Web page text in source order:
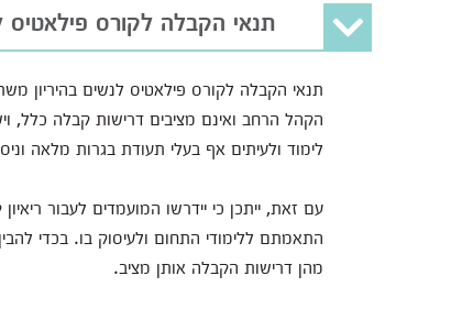
תנאי הקבלה לקורס פילאטיס
תנאי הקבלה לקורס פילאטיס לנשים בהיריון
לימוד ולעיתים אף בעלי תעודת בגרות מלאה
עם זאת, ייתכן כי יידרשו המועמדים לעבור
התאמתם ללימודי התחום ולעיסוק בו. בכדי
מהן דרישות הקבלה אותן מציב.